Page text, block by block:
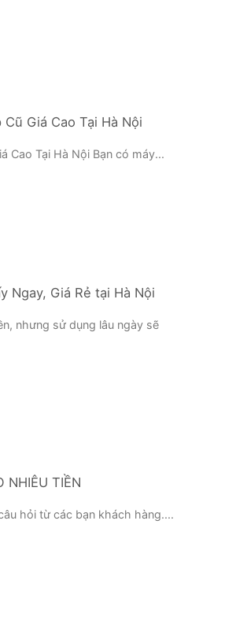
Giá Cao Tại Hà Nội
Cao Tại Hà Nội Bạn có máy...
Ngay, Giá Rẻ tại Hà Nội
nhưng sử dụng lâu ngày sẽ
NHIÊU TIỀN
hỏi từ các bạn khách hàng....